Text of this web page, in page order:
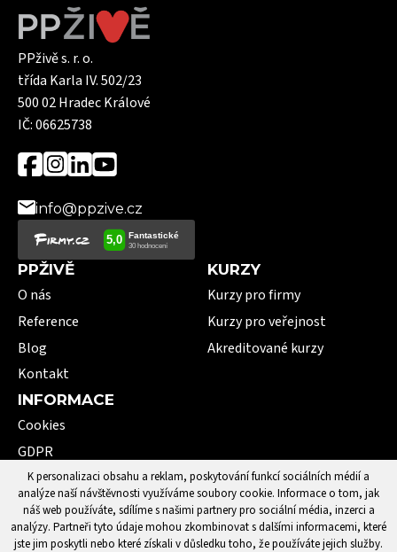
K personalizaci obsahu a reklam, poskytování funkcí sociálních médií a
analýze naší návštěvnosti využíváme soubory cookie. Informace o tom, jak
náš web používáte, sdílíme s našimi partnery pro sociální média, inzerci a
analýzy. Partneři tyto údaje mohou zkombinovat s dalšími informacemi, které
jste jim poskytli nebo které získali v důsledku toho, že používáte jejich služby.
PPživě s. r. o.
třída Karla IV. 502/23
500 02 Hradec Králové
IČ: 06625738
info@ppzive.cz
PPŽIVĚ
O nás
Reference
Blog
Kontakt
KURZY
Kurzy pro firmy
Kurzy pro veřejnost
Akreditované kurzy
INFORMACE
Cookies
GDPR
VOP
101 pojmů první pomoci